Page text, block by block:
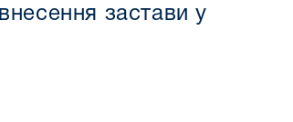
застави у